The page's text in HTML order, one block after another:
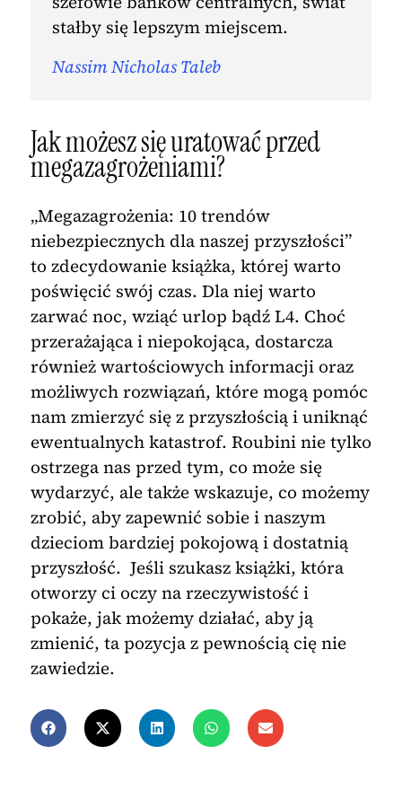
stałby się lepszym miejscem.
Nassim Nicholas Taleb
Jak możesz się uratować przed
megazagrożeniami?
„Megazagrożenia: 10 trendów
niebezpiecznych dla naszej przyszłości”
to zdecydowanie książka, której warto
poświęcić swój czas. Dla niej warto
zarwać noc, wziąć urlop bądź L4. Choć
przerażająca i niepokojąca, dostarcza
również wartościowych informacji oraz
możliwych rozwiązań, które mogą pomóc
nam zmierzyć się z przyszłością i uniknąć
ewentualnych katastrof. Roubini nie tylko
ostrzega nas przed tym, co może się
wydarzyć, ale także wskazuje, co możemy
zrobić, aby zapewnić sobie i naszym
dzieciom bardziej pokojową i dostatnią
przyszłość. Jeśli szukasz książki, która
otworzy ci oczy na rzeczywistość i
pokaże, jak możemy działać, aby ją
zmienić, ta pozycja z pewnością cię nie
zawiedzie.